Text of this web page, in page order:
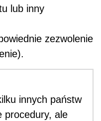
lub inny
zezwolenie
innych państw
procedury, ale